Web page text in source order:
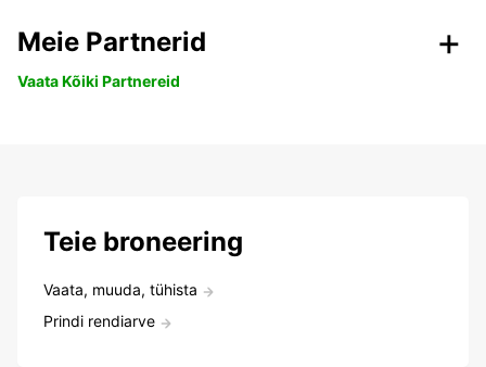
Meie Partnerid
Vaata Kõiki Partnereid
Teie broneering
Vaata, muuda, tühista
Prindi rendiarve